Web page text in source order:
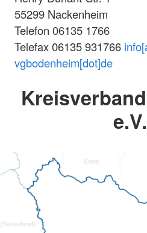
55299 Nackenheim
Telefon 06135 1766
Telefax 06135 931766
vgbodenheim[dot]de
e.V.